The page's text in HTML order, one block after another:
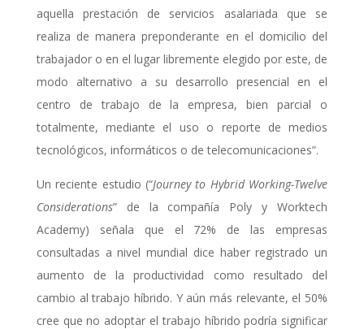
aquella prestación de servicios asalariada que se
realiza de manera preponderante en el domicilio del
trabajador o en el lugar libremente elegido por este, de
modo alternativo a su desarrollo presencial en el
centro de trabajo de la empresa, bien parcial o
totalmente, mediante el uso o reporte de medios
tecnológicos, informáticos o de telecomunicaciones”.
Un reciente estudio (“Journey to Hybrid Working-Twelve
Considerations” de la compañía Poly y Worktech
Academy) señala que el 72% de las empresas
consultadas a nivel mundial dice haber registrado un
aumento de la productividad como resultado del
cambio al trabajo híbrido. Y aún más relevante, el 50%
cree que no adoptar el trabajo híbrido podría significar